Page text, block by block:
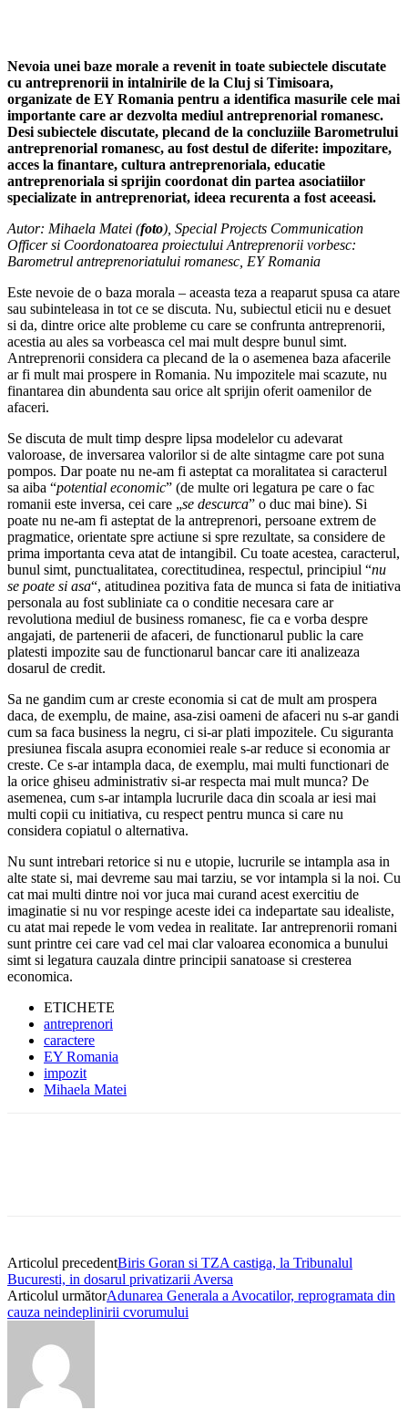
Nevoia unei baze morale a revenit in toate subiectele discutate
cu antreprenorii in intalnirile de la Cluj si Timisoara,
organizate de EY Romania pentru a identifica masurile cele mai
importante care ar dezvolta mediul antreprenorial romanesc.
Desi subiectele discutate, plecand de la concluziile Barometrului
antreprenorial romanesc, au fost destul de diferite: impozitare,
acces la finantare, cultura antreprenoriala, educatie
antreprenoriala si sprijin coordonat din partea asociatiilor
specializate in antreprenoriat, ideea recurenta a fost aceeasi.
Autor: Mihaela Matei (foto), Special Projects Communication
Officer si Coordonatoarea proiectului Antreprenorii vorbesc:
Barometrul antreprenoriatului romanesc, EY Romania
Este nevoie de o baza morala – aceasta teza a reaparut spusa ca atare
sau subinteleasa in tot ce se discuta. Nu, subiectul eticii nu e desuet
si da, dintre orice alte probleme cu care se confrunta antreprenorii,
acestia au ales sa vorbeasca cel mai mult despre bunul simt.
Antreprenorii considera ca plecand de la o asemenea baza afacerile
ar fi mult mai prospere in Romania. Nu impozitele mai scazute, nu
finantarea din abundenta sau orice alt sprijin oferit oamenilor de
afaceri.
Se discuta de mult timp despre lipsa modelelor cu adevarat
valoroase, de inversarea valorilor si de alte sintagme care pot suna
pompos. Dar poate nu ne-am fi asteptat ca moralitatea si caracterul
sa aiba “potential economic” (de multe ori legatura pe care o fac
romanii este inversa, cei care „se descurca” o duc mai bine). Si
poate nu ne-am fi asteptat de la antreprenori, persoane extrem de
pragmatice, orientate spre actiune si spre rezultate, sa considere de
prima importanta ceva atat de intangibil. Cu toate acestea, caracterul,
bunul simt, punctualitatea, corectitudinea, respectul, principiul “nu
se poate si asa“, atitudinea pozitiva fata de munca si fata de initiativa
personala au fost subliniate ca o conditie necesara care ar
revolutiona mediul de business romanesc, fie ca e vorba despre
angajati, de partenerii de afaceri, de functionarul public la care
platesti impozite sau de functionarul bancar care iti analizeaza
dosarul de credit.
Sa ne gandim cum ar creste economia si cat de mult am prospera
daca, de exemplu, de maine, asa-zisi oameni de afaceri nu s-ar gandi
cum sa faca business la negru, ci si-ar plati impozitele. Cu siguranta
presiunea fiscala asupra economiei reale s-ar reduce si economia ar
creste. Ce s-ar intampla daca, de exemplu, mai multi functionari de
la orice ghiseu administrativ si-ar respecta mai mult munca? De
asemenea, cum s-ar intampla lucrurile daca din scoala ar iesi mai
multi copii cu initiativa, cu respect pentru munca si care nu
considera copiatul o alternativa.
Nu sunt intrebari retorice si nu e utopie, lucrurile se intampla asa in
alte state si, mai devreme sau mai tarziu, se vor intampla si la noi. Cu
cat mai multi dintre noi vor juca mai curand acest exercitiu de
imaginatie si nu vor respinge aceste idei ca indepartate sau idealiste,
cu atat mai repede le vom vedea in realitate. Iar antreprenorii romani
sunt printre cei care vad cel mai clar valoarea economica a bunului
simt si legatura cauzala dintre principii sanatoase si cresterea
economica.
ETICHETE
antreprenori
caractere
EY Romania
impozit
Mihaela Matei
Articolul precedentBiris Goran si TZA castiga, la Tribunalul
Bucuresti, in dosarul privatizarii Aversa
Articolul următorAdunarea Generala a Avocatilor, reprogramata din
cauza neindeplinirii cvorumului